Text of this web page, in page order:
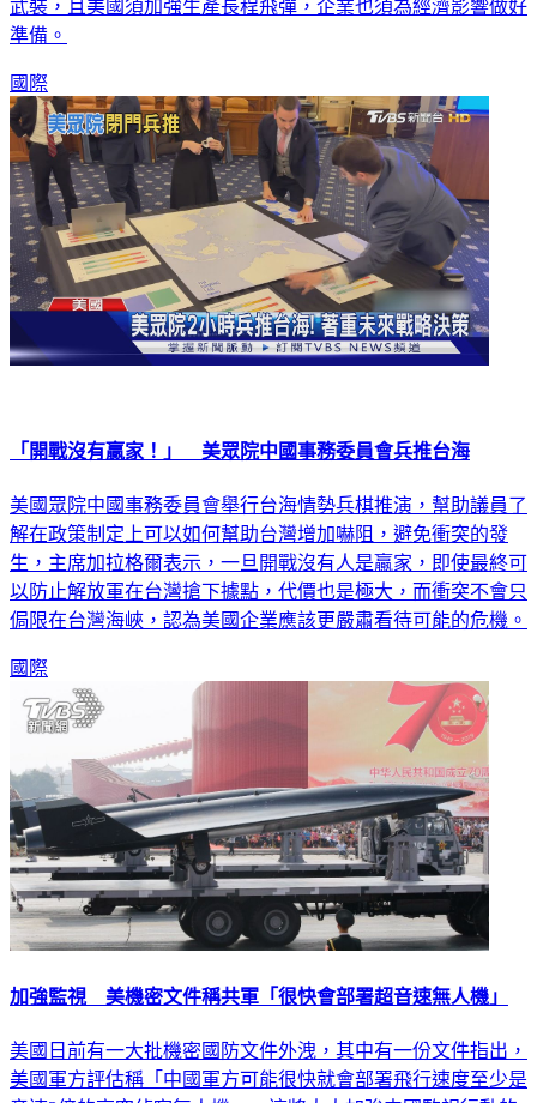
武裝，且美國須加強生產長程飛彈，企業也須為經濟影響做好
準備。
國際
「開戰沒有贏家！」 美眾院中國事務委員會兵推台海
美國眾院中國事務委員會舉行台海情勢兵棋推演，幫助議員了
解在政策制定上可以如何幫助台灣增加嚇阻，避免衝突的發
生，主席加拉格爾表示，一旦開戰沒有人是贏家，即使最終可
以防止解放軍在台灣搶下據點，代價也是極大，而衝突不會只
侷限在台灣海峽，認為美國企業應該更嚴肅看待可能的危機。
國際
加強監視 美機密文件稱共軍「很快會部署超音速無人機」
美國日前有一大批機密國防文件外洩，其中有一份文件指出，
美國軍方評估稱「中國軍方可能很快就會部署飛行速度至少是